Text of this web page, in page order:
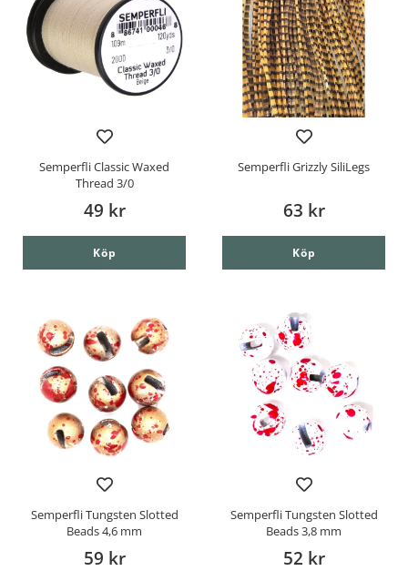
Semperfli Classic Waxed
Thread 3/0
49 kr
Köp
Semperfli Grizzly SiliLegs
63 kr
Köp
Semperfli Tungsten Slotted
Beads 4,6 mm
59 kr
Semperfli Tungsten Slotted
Beads 3,8 mm
52 kr